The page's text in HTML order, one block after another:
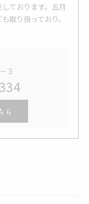
ております。五月
取り扱っており、
３
ら